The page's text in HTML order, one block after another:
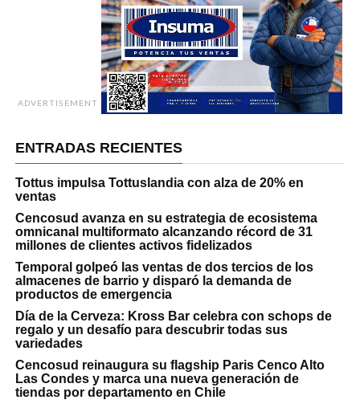
ADVERTISEMENT
ENTRADAS RECIENTES
Tottus impulsa Tottuslandia con alza de 20% en
ventas
Cencosud avanza en su estrategia de ecosistema
omnicanal multiformato alcanzando récord de 31
millones de clientes activos fidelizados
Temporal golpeó las ventas de dos tercios de los
almacenes de barrio y disparó la demanda de
productos de emergencia
Día de la Cerveza: Kross Bar celebra con schops de
regalo y un desafío para descubrir todas sus
variedades
Cencosud reinaugura su flagship Paris Cenco Alto
Las Condes y marca una nueva generación de
tiendas por departamento en Chile